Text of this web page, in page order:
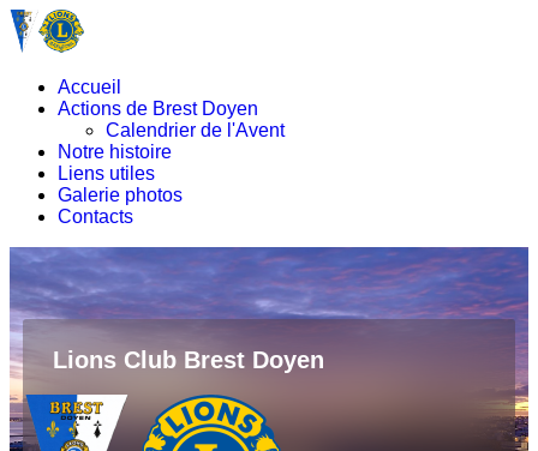
Accueil
Actions de Brest Doyen
Calendrier de l'Avent
Notre histoire
Liens utiles
Galerie photos
Contacts
Lions Club Brest Doyen